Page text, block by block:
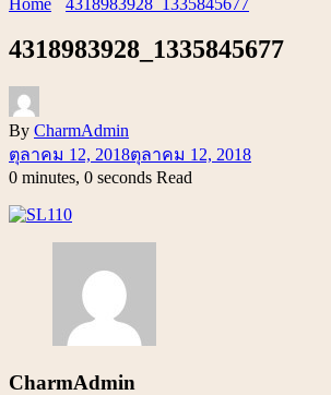
4318983928_1335845677
By CharmAdmin
ตุลาคม 12, 2018ตุลาคม 12, 2018
0 minutes, 0 seconds Read
CharmAdmin